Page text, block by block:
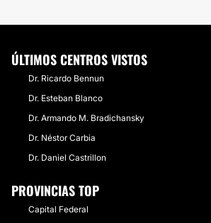
ÚLTIMOS CENTROS VISTOS
Dr. Ricardo Bennun
Dr. Esteban Blanco
Dr. Armando M. Bradichansky
Dr. Néstor Carbia
Dr. Daniel Castrillon
PROVINCIAS TOP
Capital Federal